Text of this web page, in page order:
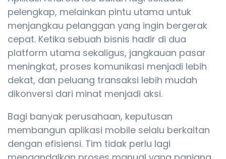
pelengkap, melainkan pintu utama untuk
menjangkau pelanggan yang ingin bergerak
cepat. Ketika sebuah bisnis hadir di dua
platform utama sekaligus, jangkauan pasar
meningkat, proses komunikasi menjadi lebih
dekat, dan peluang transaksi lebih mudah
dikonversi dari minat menjadi aksi.
Bagi banyak perusahaan, keputusan
membangun aplikasi mobile selalu berkaitan
dengan efisiensi. Tim tidak perlu lagi